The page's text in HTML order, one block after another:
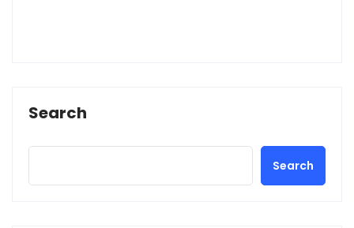
Search
Search